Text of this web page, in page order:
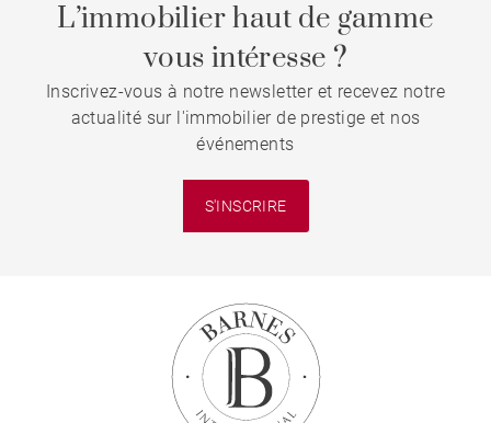
L’immobilier haut de gamme
vous intéresse ?
Inscrivez-vous à notre newsletter et recevez notre
actualité sur l'immobilier de prestige et nos
événements
S'INSCRIRE